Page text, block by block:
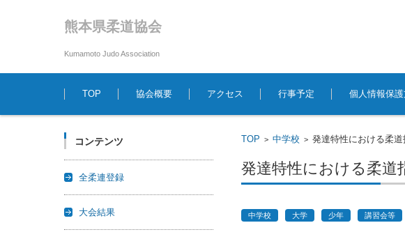
熊本県柔道協会
Kumamoto Judo Association
コンテンツに移動
TOP
協会概要 アクセス 行事予定 個人情報保
TOP >中学校 >発達特性における柔
発達特性における柔道
中学校 大学 少年 講習会等
コンテンツ
全柔連登録
大会結果